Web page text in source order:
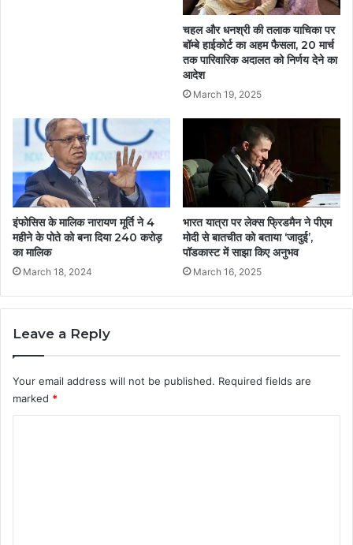
चहल और धनश्री की तलाक याचिका पर
बॉम्बे हाईकोर्ट का अहम फैसला, 20 मार्च
तक पारिवारिक अदालत को निर्णय देने का
आदेश
March 19, 2025
इंफोसिस के मालिक नारायण मूर्ति ने 4
महीने के पोते को बना दिया 240 करोड़
का मालिक
March 18, 2024
भारत यात्रा पर लेक्स फ्रिडमैन ने पीएम
मोदी से बातचीत को बताया ‘जादुई’,
पॉडकास्ट में साझा किए अनुभव
March 16, 2025
Leave a Reply
Your email address will not be published. Required fields are
marked *